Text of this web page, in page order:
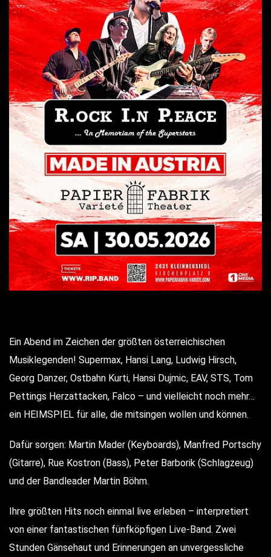
Ein Abend im Zeichen der größten österreichischen
Musiklegenden! Supermax, Hansi Lang, Ludwig Hirsch,
Georg Danzer, Ostbahn Kurti, Hansi Dujmic, EAV, STS, Tom
Pettings Herzattacken, Falco – und vielleicht noch mehr…
ein HEIMSPIEL für alle, die mitsingen wollen und können.
Dafür sorgen: Martin Mader (Keyboards), Manfred Portschy
(Gitarre), Rue Kostron (Bass), Peter Barborik (Schlagzeug)
und der Bandleader Martin Böhm.
Ihre größten Hits noch einmal live erleben – interpretiert
von einer fantastischen fünfköpfigen Live-Band. Zwei
Stunden Gänsehaut und Erinnerungen an unvergessliche